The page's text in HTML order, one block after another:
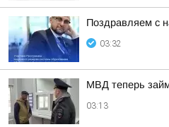
Поздравляем с
03:32
МВД теперь
03:13